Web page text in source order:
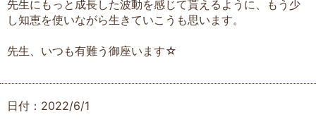
先生にもっと成長した波動を感じて貰えるように、もう少
し知恵を使いながら生きていこうも思います。
先生、いつも有難う御座います☆
日付：2022/6/1